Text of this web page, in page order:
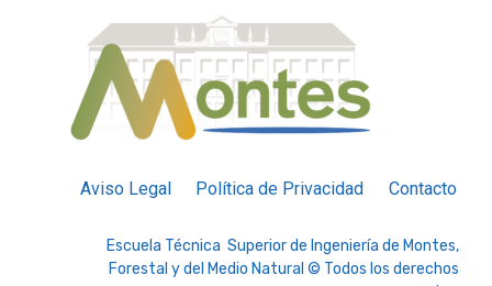
Aviso Legal Política de Privacidad Contacto
Escuela Técnica Superior de Ingeniería de Montes,
Forestal y del Medio Natural © Todos los derechos